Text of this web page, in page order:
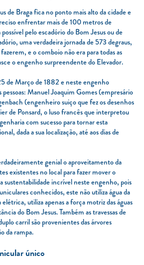
de Braga fica no ponto mais alto da cidade e
enfrentar mais de 100 metros de
pelo escadório do Bom Jesus ou de
uma verdadeira jornada de 573 degraus,
e o comboio não era para todas as
o engenho surpreendente do Elevador.
de Março de 1882 e neste engenho
Manuel Joaquim Gomes (empresário
(engenheiro suiço que fez os desenhos
de Ponsard, o luso francês que interpretou
com sucesso para tornar esta
dada a sua localização, até aos dias de
genial o aproveitamento da
existentes no local para fazer mover o
sustentabilidade incrível neste engenho, pois
conhecidos, este não utiliza água da
utiliza apenas a força motriz das águas
do Bom Jesus. Também as travessas de
carril são provenientes das árvores
da rampa.
único